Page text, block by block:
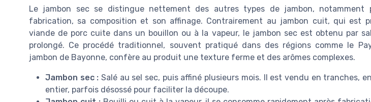
Le jambon sec se distingue nettement des autres types de jambon, notamment
fabrication, sa composition et son affinage. Contrairement au jambon cuit, qui est
viande de porc cuite dans un bouillon ou à la vapeur, le jambon sec est obtenu par
prolongé. Ce procédé traditionnel, souvent pratiqué dans des régions comme le
jambon de Bayonne, confère au produit une texture ferme et des arômes complexes.
Jambon sec : Salé au sel sec, puis affiné plusieurs mois. Il est vendu en tranches,
entier, parfois désossé pour faciliter la découpe.